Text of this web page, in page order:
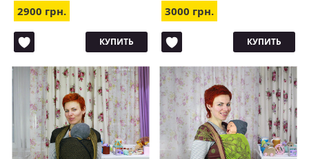
2900 грн.
КУПИТЬ
3000 грн.
КУПИТЬ